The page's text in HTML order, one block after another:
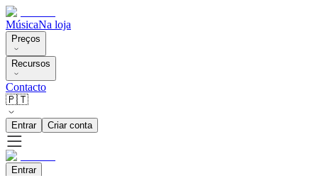
MúsicaNa loja
Preços
Recursos
Contacto
🇵🇹
Entrar Criar conta
Entrar